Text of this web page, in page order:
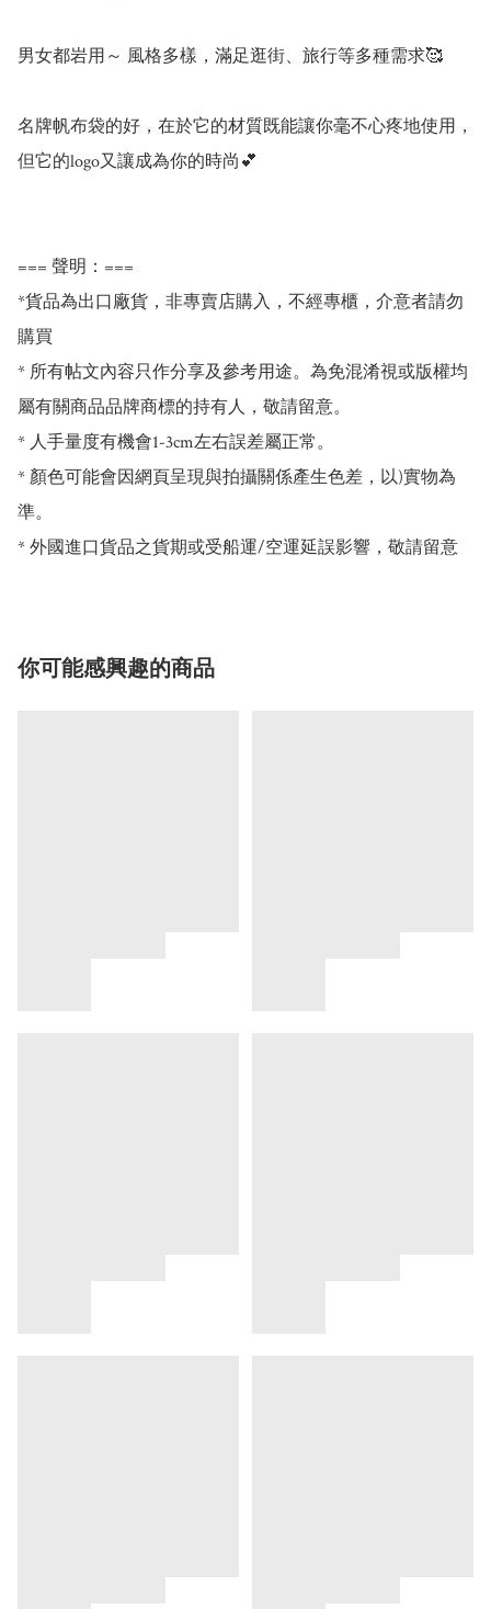
男女都岩用～ 風格多樣，滿足逛街、旅行等多種需求🥰
名牌帆布袋的好，在於它的材質既能讓你毫不心疼地使用，
但它的logo又讓成為你的時尚💕
=== 聲明：===
*貨品為出口廠貨，非專賣店購入，不經專櫃，介意者請勿
購買
* 所有帖文內容只作分享及參考用途。為免混淆視或版權均
屬有關商品品牌商標的持有人，敬請留意。
* 人手量度有機會1-3cm左右誤差屬正常。
* 顏色可能會因網頁呈現與拍攝關係產生色差，以)實物為
準。
* 外國進口貨品之貨期或受船運/空運延誤影響，敬請留意
你可能感興趣的商品